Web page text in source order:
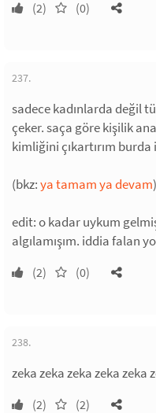
(2) (0)
237.
sadece kadınlarda değil
çeker. saça göre kişilik
kimliğini çıkartırım
(bkz:ya tamam ya devam)
edit: o kadar uykum
algılamışım. iddia falan
(2) (0)
238.
zeka zeka zeka zeka
(2) (2)